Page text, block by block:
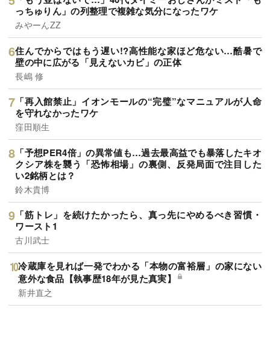
っちゅりん」の列整理で複雑な気分になったワケ
みやーんZZ
住んでからではもう遅い!?高性能な家ほど危ない…酷暑で
壁の中に広がる「見えないカビ」の正体
長嶋 修
「再入館禁止」イオンモールの“完璧”なマニュアルが人命
を守れなかったワケ
窪田順生
「予想PER4倍」の異常値も…過去最高益でも暴落したキオ
クシア株を襲う「恐怖相場」の裏側、反発局面で注目した
い2銘柄とは？
鈴木貴博
「筋トレ」を続けたかったら、真っ先にやめるべき習慣・
ワースト1
古川武士
冷蔵庫を見れば一発でわかる「本物の富裕層」の家にない
意外な食品【執事歴18年が見た真実】
新井直之